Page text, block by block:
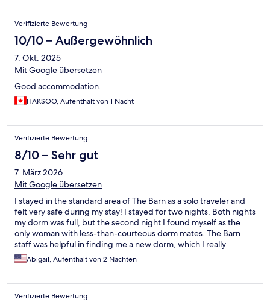
either. Downstairs they offered drinks, food and breakfast for
purchase in a shared common area which was also nice. I felt
super safe here and receptionist were there to help if you
needed anything. Free parking and easy place to find! Would
10/10 recommend staying here if you have the chance!
Verifizierte Bewertung
10/10 – Außergewöhnlich
7. Okt. 2025
Mit Google übersetzen
Good accommodation.
HAKSOO, Aufenthalt von 1 Nacht
Verifizierte Bewertung
8/10 – Sehr gut
7. März 2026
Mit Google übersetzen
I stayed in the standard area of The Barn as a solo traveler and
felt very safe during my stay! I stayed for two nights. Both nights
my dorm was full, but the second night I found myself as the
only woman with less-than-courteous dorm mates. The Barn
staff was helpful in finding me a new dorm, which I really
appreciated. I would stay here again.
Abigail, Aufenthalt von 2 Nächten
Verifizierte Bewertung